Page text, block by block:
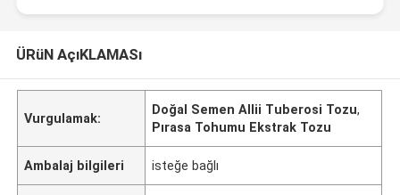
ÜRüN AçıKLAMASı
Vurgulamak:
Doğal Semen Allii Tuberosi Tozu,
Pırasa Tohumu Ekstrak Tozu
Ambalaj bilgileri isteğe bağlı